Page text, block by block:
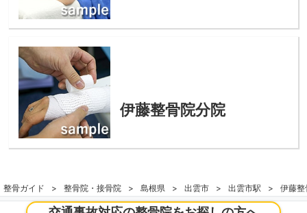
伊藤整骨院分院
整骨ガイド 整骨院・接骨院 島根県 出雲市 出雲市駅 伊藤整